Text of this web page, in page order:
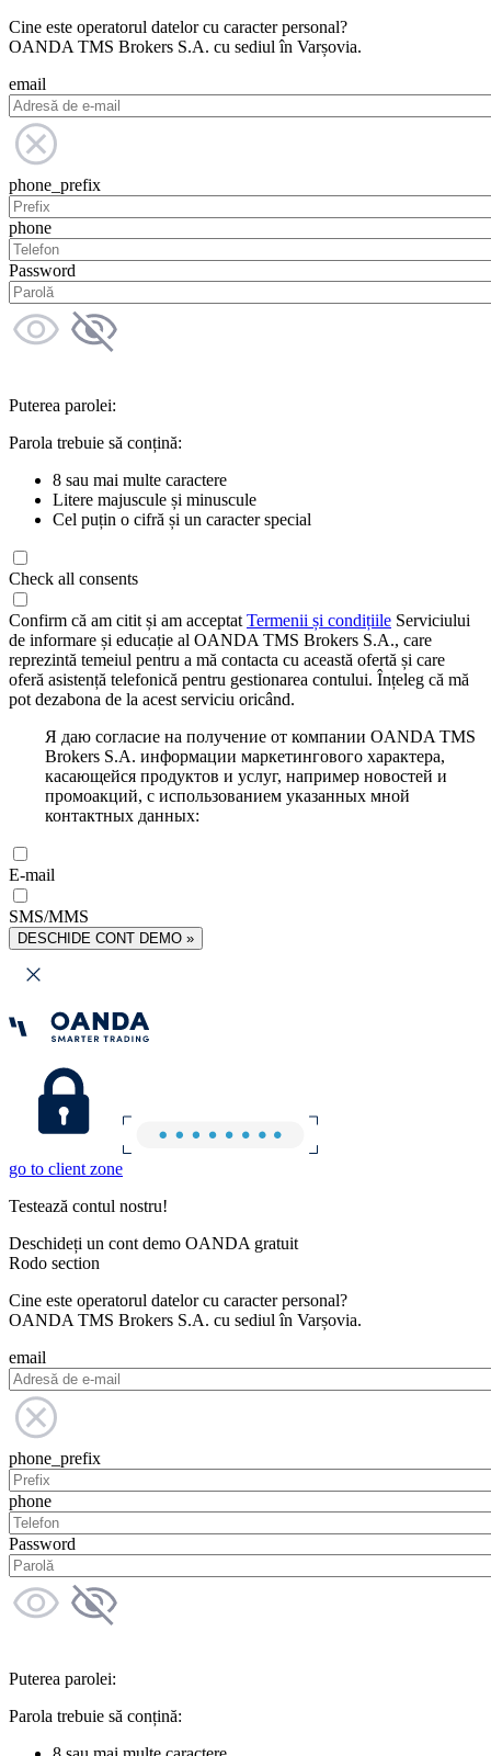
Cine este operatorul datelor cu caracter personal?
OANDA TMS Brokers S.A. cu sediul în Varșovia.
email
phone_prefix
phone
Password
Puterea parolei:
Parola trebuie să conțină:
8 sau mai multe caractere
Litere majuscule și minuscule
Cel puțin o cifră și un caracter special
Check all consents
Confirm că am citit și am acceptat Termenii și condițiile Serviciului
de informare și educație al OANDA TMS Brokers S.A., care
reprezintă temeiul pentru a mă contacta cu această ofertă și care
oferă asistență telefonică pentru gestionarea contului. Înțeleg că mă
pot dezabona de la acest serviciu oricând.
Я даю согласие на получение от компании OANDA TMS
Brokers S.A. информации маркетингового характера,
касающейся продуктов и услуг, например новостей и
промоакций, с использованием указанных мной
контактных данных:
E-mail
SMS/MMS
DESCHIDE CONT DEMO »
go to client zone
Testează contul nostru!
Deschideți un cont demo OANDA gratuit
Rodo section
Cine este operatorul datelor cu caracter personal?
OANDA TMS Brokers S.A. cu sediul în Varșovia.
email
phone_prefix
phone
Password
Puterea parolei:
Parola trebuie să conțină: